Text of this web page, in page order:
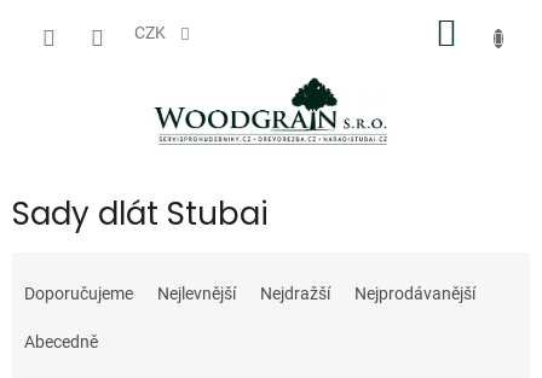
CZK
Sady dlát Stubai
a
e
Doporučujeme Nejlevnější Nejdražší Nejprodávanější
Abecedně